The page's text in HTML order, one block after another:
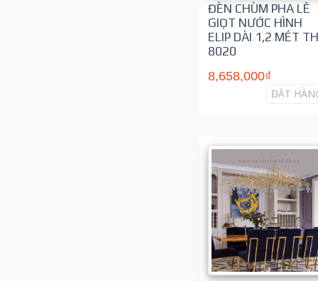
ĐÈN CHÙM PHA LÊ
GIỌT NƯỚC HÌNH
ELIP DÀI 1,2 MÉT
8020
8,658,000₫
ĐẶT